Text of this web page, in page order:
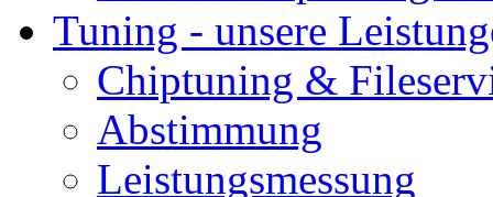
Tuning - unsere
Chiptuning &
Abstimmung
Leistungsmessung